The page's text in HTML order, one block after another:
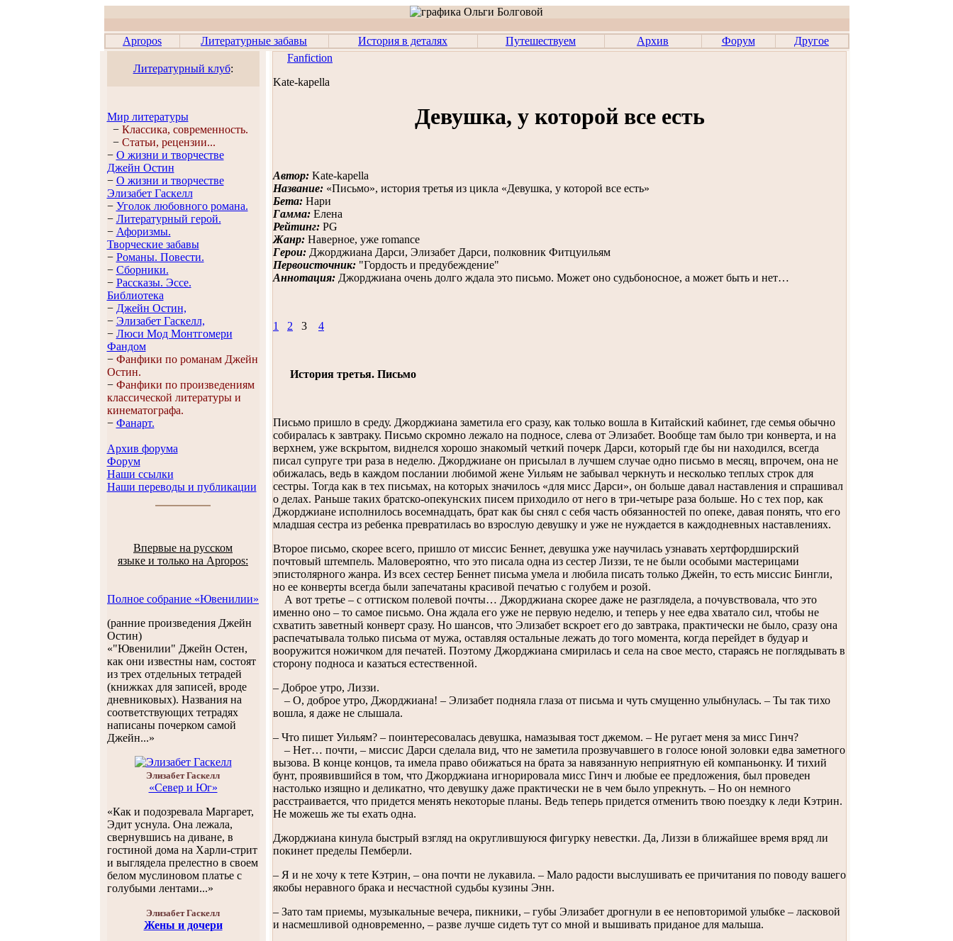
Apropos Литературные забавы История в деталях Путешествуем Архив Форум Другое
Литературный клуб:
Мир литературы
− Классика, современность.
− Статьи, рецензии...
− О жизни и творчестве
Джейн Остин
− О жизни и творчестве
Элизабет Гaскелл
− Уголок любовного романа.
− Литературный герой.
− Афоризмы.
Творческие забавы
− Романы. Повести.
− Сборники.
− Рассказы. Эссe.
Библиотека
− Джейн Остин,
− Элизабет Гaскелл,
− Люси Мод Монтгомери
Фандом
− Фанфики по романам Джейн
Остин.
− Фанфики по произведениям
классической литературы и
кинематографа.
− Фанарт.
Архив форума
Форум
Наши ссылки
Наши переводы и публикации
Впервые на русском
языке и только на Apropos:
Полное собрание «Ювенилии»
(ранние произведения Джейн
Остин)
«"Ювенилии" Джейн Остен,
как они известны нам, состоят
из трех отдельных тетрадей
(книжках для записей, вроде
дневниковых). Названия на
соответствующих тетрадях
написаны почерком самой
Джейн...»
Элизабет Гаскелл
«Север и Юг»
«Как и подозревала Маргарет,
Эдит уснула. Она лежала,
свернувшись на диване, в
гостиной дома на Харли-стрит
и выглядела прелестно в своем
белом муслиновом платье с
голубыми лентами...»
Элизабет Гаскелл
Жены и дочери
Fanfiction
Kate-kapella
Девушка, у которой все есть
Автор: Kate-kapella
Название: «Письмо», история третья из цикла «Девушка, у которой все есть»
Бета: Нари
Гамма: Елена
Рейтинг: PG
Жанр: Наверное, уже romance
Герои: Джорджиана Дарси, Элизабет Дарси, полковник Фитцуильям
Первоисточник: "Гордость и предубеждение"
Аннотация: Джорджиана очень долго ждала это письмо. Может оно судьбоносное, а может быть и нет…
1 2 3 4
История третья. Письмо
Письмо пришло в среду. Джорджиана заметила его сразу, как только вошла в Китайский кабинет, где семья обычно
собиралась к завтраку. Письмо скромно лежало на подносе, слева от Элизабет. Вообще там было три конверта, и на
верхнем, уже вскрытом, виднелся хорошо знакомый четкий почерк Дарси, который где бы ни находился, всегда
писал супруге три раза в неделю. Джорджиане он присылал в лучшем случае одно письмо в месяц, впрочем, она не
обижалась, ведь в каждом послании любимой жене Уильям не забывал черкнуть и несколько теплых строк для
сестры. Тогда как в тех письмах, на которых значилось «для мисс Дарси», он больше давал наставления и спрашивал
о делах. Раньше таких братско-опекунских писем приходило от него в три-четыре раза больше. Но с тех пор, как
Джорджиане исполнилось восемнадцать, брат как бы снял с себя часть обязанностей по опеке, давая понять, что его
младшая сестра из ребенка превратилась во взрослую девушку и уже не нуждается в каждодневных наставлениях.
Второе письмо, скорее всего, пришло от миссис Беннет, девушка уже научилась узнавать хертфордширский
почтовый штемпель. Маловероятно, что это писала одна из сестер Лиззи, те не были особыми мастерицами
эпистолярного жанра. Из всех сестер Беннет письма умела и любила писать только Джейн, то есть миссис Бингли,
но ее конверты всегда были запечатаны красивой печатью с голубем и розой.
А вот третье – с оттиском полевой почты… Джорджиана скорее даже не разглядела, а почувствовала, что это
именно оно – то самое письмо. Она ждала его уже не первую неделю, и теперь у нее едва хватало сил, чтобы не
схватить заветный конверт сразу. Но шансов, что Элизабет вскроет его до завтрака, практически не было, сразу она
распечатывала только письма от мужа, оставляя остальные лежать до того момента, когда перейдет в будуар и
вооружится ножичком для печатей. Поэтому Джорджиана смирилась и села на свое место, стараясь не поглядывать в
сторону подноса и казаться естественной.
– Доброе утро, Лиззи.
– О, доброе утро, Джорджиана! – Элизабет подняла глаза от письма и чуть смущенно улыбнулась. – Ты так тихо
вошла, я даже не слышала.
– Что пишет Уильям? – поинтересовалась девушка, намазывая тост джемом. – Не ругает меня за мисс Гинч?
– Нет… почти, – миссис Дарси сделала вид, что не заметила прозвучавшего в голосе юной золовки едва заметного
вызова. В конце концов, та имела право обижаться на брата за навязанную неприятную ей компаньонку. И тихий
бунт, проявившийся в том, что Джорджиана игнорировала мисс Гинч и любые ее предложения, был проведен
настолько изящно и деликатно, что девушку даже практически не в чем было упрекнуть. – Но он немного
расстраивается, что придется менять некоторые планы. Ведь теперь придется отменить твою поездку к леди Кэтрин.
Не можешь же ты ехать одна.
Джорджиана кинула быстрый взгляд на округлившуюся фигурку невестки. Да, Лиззи в ближайшее время вряд ли
покинет пределы Пемберли.
– Я и не хочу к тете Кэтрин, – она почти не лукавила. – Мало радости выслушивать ее причитания по поводу вашего
якобы неравного брака и несчастной судьбы кузины Энн.
– Зато там приемы, музыкальные вечера, пикники, – губы Элизабет дрогнули в ее неповторимой улыбке – ласковой
и насмешливой одновременно, – разве лучше сидеть тут со мной и вышивать приданое для малыша.